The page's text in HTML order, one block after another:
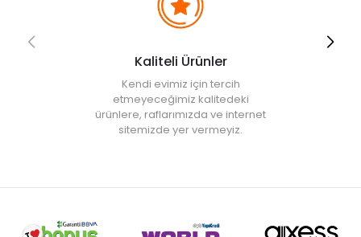
Kaliteli Ürünler
Kendi evimiz için tercih
etmeyeceğimiz kalitedeki
ürünlere, raflarımızda ve internet
sitemizde yer vermeyiz.